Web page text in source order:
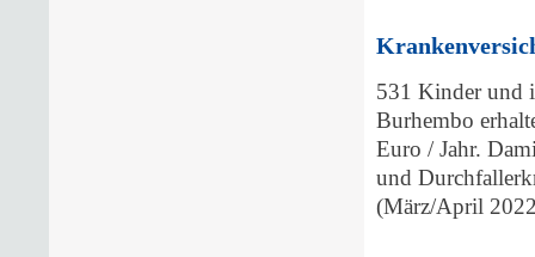
531 Kinder und
Burhembo
Euro / Jahr.
und
(März/April